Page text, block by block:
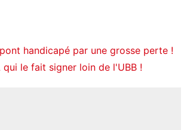
handicapé par une grosse perte !
qui le fait signer loin de l'UBB !